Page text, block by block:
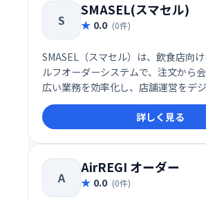
S
SMASEL(スマセル)
0.0 (0件)
SMASEL（スマセル）は、飲食店向
ルフオーダーシステムで、注文から
広い業務を効率化し、店舗運営をデ
するサービスです。特に、人手不足
満足度の低下といった飲食店が直面す
るために設計されています。
詳しく見る
A
AirREGI オーダー
0.0 (0件)